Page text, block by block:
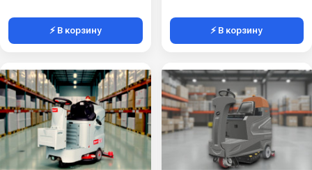
⚡ В корзину ⚡ В корзину